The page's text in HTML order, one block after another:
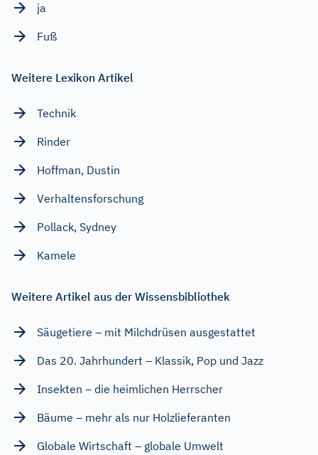
ja
Fuß
Weitere Lexikon Artikel
Technik
Rinder
Hoffman, Dustin
Verhaltensforschung
Pollack, Sydney
Kamele
Weitere Artikel aus der Wissensbibliothek
Säugetiere – mit Milchdrüsen ausgestattet
Das 20. Jahrhundert – Klassik, Pop und Jazz
Insekten – die heimlichen Herrscher
Bäume – mehr als nur Holzlieferanten
Globale Wirtschaft – globale Umwelt